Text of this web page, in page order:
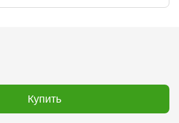
Купить